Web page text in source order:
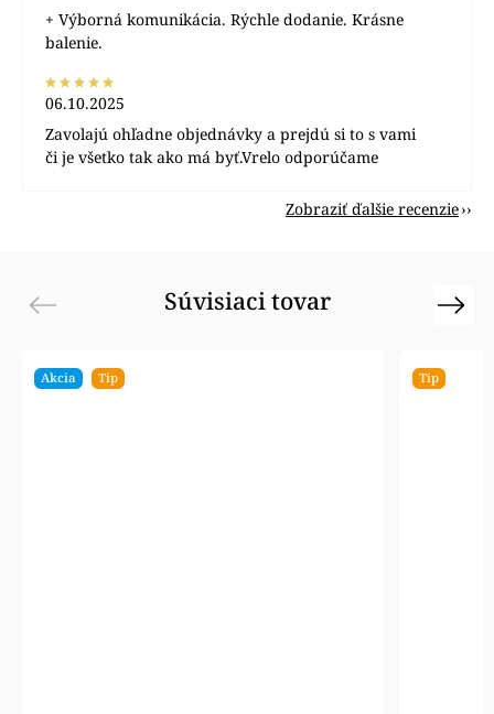
+ Výborná komunikácia. Rýchle dodanie. Krásne
balenie.
06.10.2025
Zavolajú ohľadne objednávky a prejdú si to s vami
či je všetko tak ako má byť.Vrelo odporúčame
Zobraziť ďalšie recenzie
Súvisiaci tovar
Previous
Akcia Tip Tip
Next